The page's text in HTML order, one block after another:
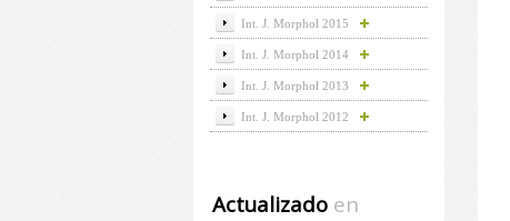
Int. J. Morphol 2015
Int. J. Morphol 2014
Int. J. Morphol 2013
Int. J. Morphol 2012
Actualizadoen